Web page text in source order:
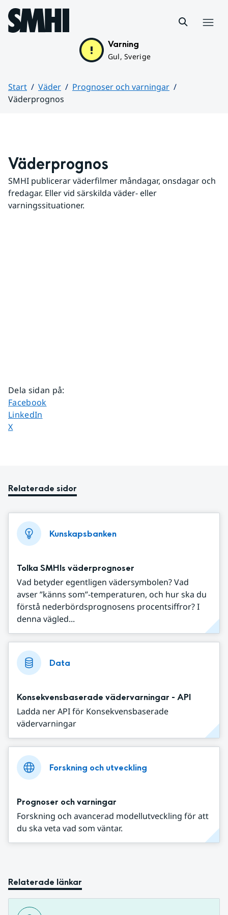
Hoppa till sidans innehåll
Varning
Gul, Sverige
Start Väder
Prognoser och varningar
Väderprognos
Väderprognos
SMHI publicerar väderfilmer måndagar, onsdagar och
fredagar. Eller vid särskilda väder- eller
varningssituationer.
Dela sidan på:
Dela sidan på
Facebook
Dela sidan på
LinkedIn
Dela sidan på
X
Relaterade sidor
Kunskapsbanken
Tolka SMHIs väderprognoser
Vad betyder egentligen vädersymbolen? Vad
avser ”känns som”-temperaturen, och hur ska du
förstå nederbördsprognosens procentsiffror? I
denna vägled...
Data
Konsekvensbaserade vädervarningar - API
Ladda ner API för Konsekvensbaserade
vädervarningar
Forskning och utveckling
Prognoser och varningar
Forskning och avancerad modellutveckling för att
du ska veta vad som väntar.
Relaterade länkar